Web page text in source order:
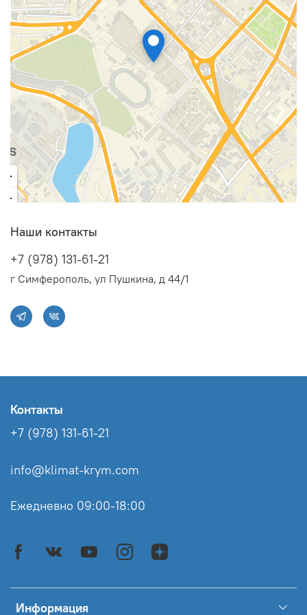
Наши контакты
+7 (978) 131-61-21
г Симферополь, ул Пушкина, д 44/1
Информация
Контакты
+7 (978) 131-61-21
info@klimat-krym.com
Ежедневно 09:00-18:00